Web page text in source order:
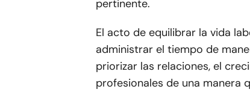
pertinente.
El acto de equilibrar la vida
administrar el tiempo de
priorizar las relaciones, el
profesionales de una manera